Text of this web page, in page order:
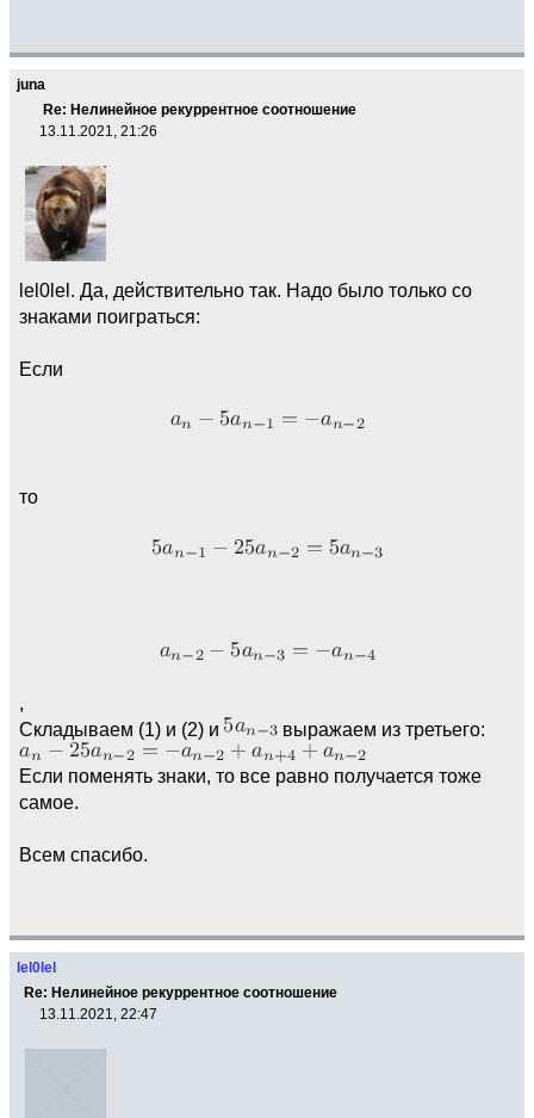
juna
Re: Нелинейное рекуррентное соотношение
13.11.2021, 21:26
lel0lel. Да, действительно так. Надо было только со
знаками поиграться:
Если
то
,
Складываем (1) и (2) и
выражаем из третьего:
Если поменять знаки, то все равно получается тоже
самое.
Всем спасибо.
lel0lel
Re: Нелинейное рекуррентное соотношение
13.11.2021, 22:47